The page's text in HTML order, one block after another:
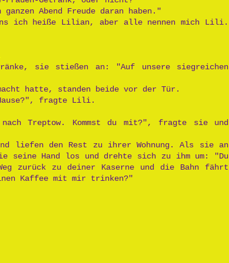
Abend Freude daran haben."
ich heiße Lilian, aber alle nennen mich Lili.
sie stießen an: "Auf unsere siegreichen
hatte, standen beide vor der Tür.
fragte Lili.
Treptow. Kommst du mit?", fragte sie und
liefen den Rest zu ihrer Wohnung. Als sie an
seine Hand los und drehte sich zu ihm um: "Du
zurück zu deiner Kaserne und die Bahn fährt
Kaffee mit mir trinken?"